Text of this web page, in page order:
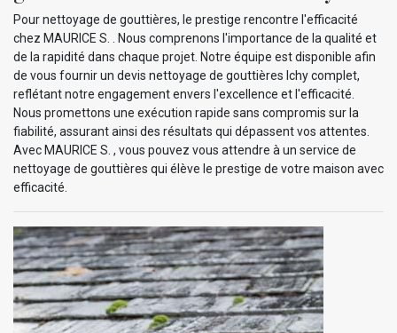
Pour nettoyage de gouttières, le prestige rencontre l'efficacité
chez MAURICE S. . Nous comprenons l'importance de la qualité et
de la rapidité dans chaque projet. Notre équipe est disponible afin
de vous fournir un devis nettoyage de gouttières Ichy complet,
reflétant notre engagement envers l'excellence et l'efficacité.
Nous promettons une exécution rapide sans compromis sur la
fiabilité, assurant ainsi des résultats qui dépassent vos attentes.
Avec MAURICE S. , vous pouvez vous attendre à un service de
nettoyage de gouttières qui élève le prestige de votre maison avec
efficacité.